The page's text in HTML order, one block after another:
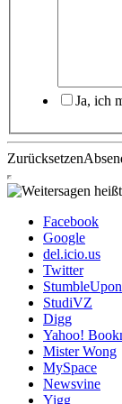
Ja, ich
Zurücksetzen
Facebook
Google
del.icio.us
Twitter
StumbleUpon
StudiVZ
Digg
Yahoo!
Mister Wong
MySpace
Newsvine
Yigg